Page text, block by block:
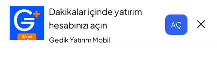
Dakikalar içinde yatırım
hesabınızı açın
Gedik Yatırım Mobil
AÇ